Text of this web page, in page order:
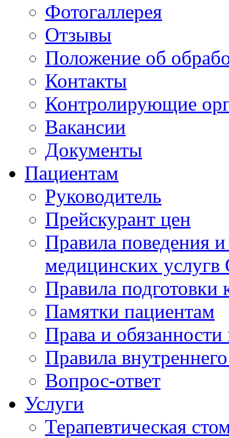
Фотогаллерея
Отзывы
Положение об
Контакты
Контролирующие
Вакансии
Документы
Пациентам
Руководитель
Прейскурант цен
Правила поведения
медицинских
Правила подготовки
Памятки пациентам
Права и обязанности
Правила
Вопрос-ответ
Услуги
Терапевтическая